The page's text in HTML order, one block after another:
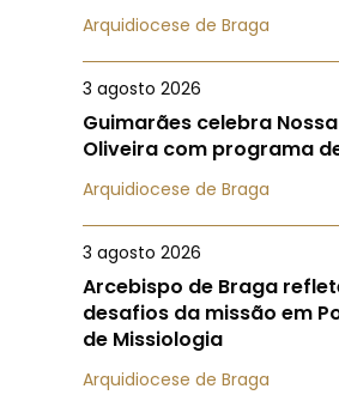
Arquidiocese de Braga
3 agosto 2026
Guimarães celebra
Oliveira com programa
Arquidiocese de Braga
3 agosto 2026
Arcebispo de Braga
desafios da missão em
de Missiologia
Arquidiocese de Braga